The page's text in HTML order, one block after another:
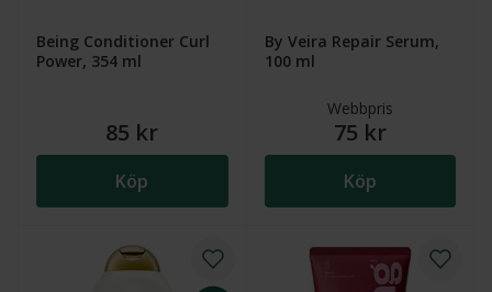
Being Conditioner Curl
Power, 354 ml
85 kr
Köp
By Veira Repair Serum,
100 ml
Webbpris
75 kr
Köp